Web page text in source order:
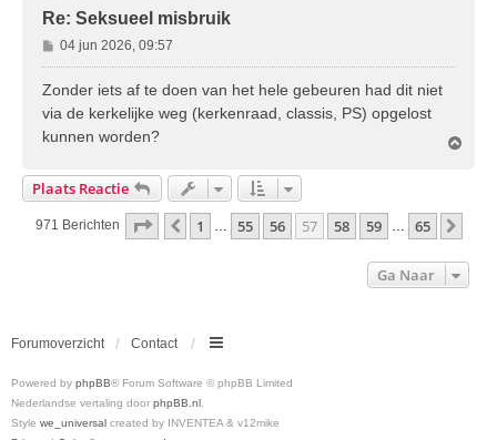
Re: Seksueel misbruik
B
e
c
h
04 jun 2026, 09:57
Zonder iets af te doen van het hele gebeuren had dit niet
via de kerkelijke weg (kerkenraad, classis, PS) opgelost
kunnen worden?
Plaats Reactie
971 Berichten Pagina Van65
Vorige
1 55 56 57 58 59 65
Ga Naar
Forumoverzicht Contact
Powered by phpBB® Forum Software © phpBB Limited
Nederlandse vertaling door phpBB.nl
Style we_universal created by INVENTEA & v12mike